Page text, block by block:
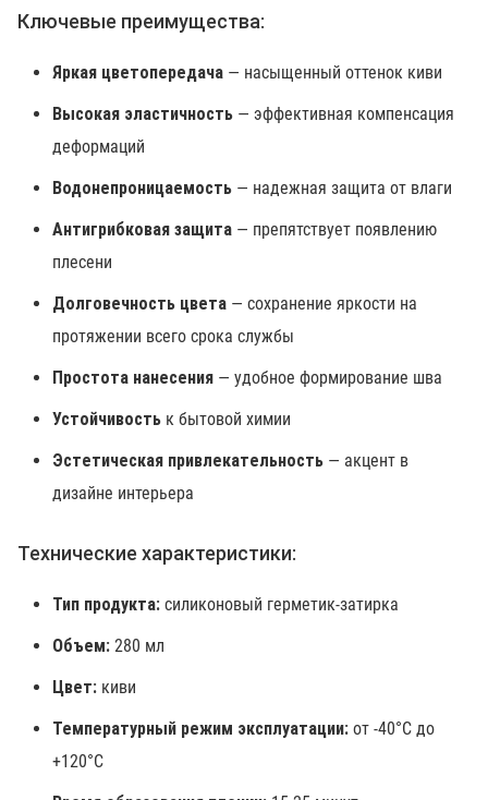
Ключевые преимущества:
Яркая цветопередача — насыщенный оттенок киви
Высокая эластичность — эффективная компенсация
деформаций
Водонепроницаемость — надежная защита от влаги
Антигрибковая защита — препятствует появлению
плесени
Долговечность цвета — сохранение яркости на
протяжении всего срока службы
Простота нанесения — удобное формирование шва
Устойчивость к бытовой химии
Эстетическая привлекательность — акцент в
дизайне интерьера
Технические характеристики:
Тип продукта: силиконовый герметик-затирка
Объем: 280 мл
Цвет: киви
Температурный режим эксплуатации: от -40°C до
+120°C